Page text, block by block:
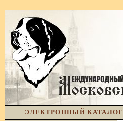
ЭЛЕКТРОННЫЙ КАТАЛОГ